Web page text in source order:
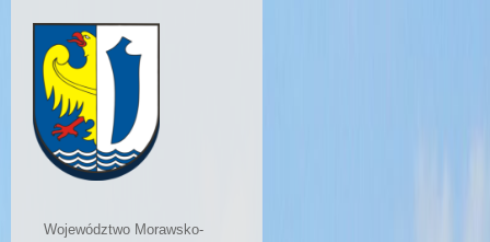
Województwo Morawsko-